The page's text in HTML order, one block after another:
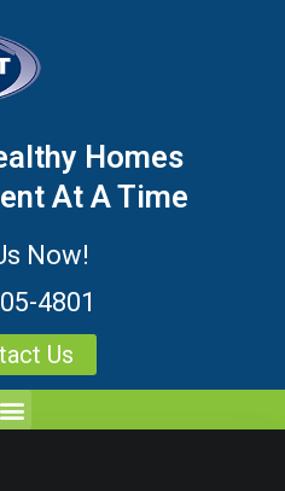
Homes
At A Time
Now!
4801
Us